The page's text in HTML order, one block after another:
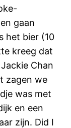
gaan
het bier (10
kreeg dat
Chan
zagen we
was met
en een
zijn. Did I